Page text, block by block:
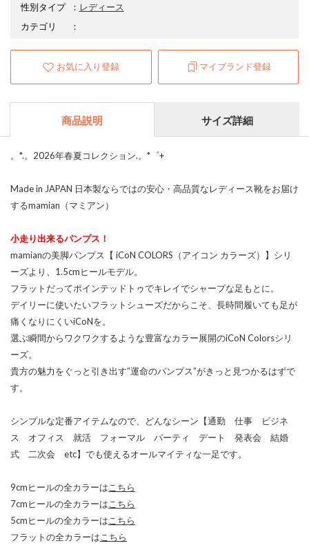
性別タイプ
： レディース
カテゴリ
：
お気に入り登録 マイブランド登録
商品説明 サイズ詳細
。*.。2026年春夏コレクション.。*゜+
Made in JAPAN 日本製ならではの安心・高品質なレディース靴をお届け
するmamian（マミアン）
小走り出来るパンプス！
mamianの美脚パンプス【 iCoN COLORS（アイコン カラーズ）】シリ
ーズより、1.5cmヒールモデル。
フラットだってポインテッドトゥでキレイでシャープな足もとに。
デイリーに使いたいフラットシューズだからこそ、長時間履いても足が
痛くなりにくいiCoNを。
選ぶ瞬間からワクワクするような豊富なカラー展開のiCoN Colorsシリ
ーズ。
貴方の魅力をぐっと引き出す”運命のパンプス”がきっと見つかるはずで
す。
シンプルな定番アイテムなので、どんなシーン【通勤 仕事 ビジネ
ス オフィス 就活 フォーマル パーティ デート 発表会 結婚
式 二次会 etc】でも使えるオールマイティな一足です。
9cmヒールの全カラーは こちら
7cmヒールの全カラーは こちら
5cmヒールの全カラーは こちら
フラットの全カラーは こちら